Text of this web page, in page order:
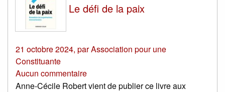
Le défi de la paix
21 octobre 2024, parAssociation pour une
Constituante
Aucun commentaire
Anne-Cécile Robert vient de publier ce livre aux